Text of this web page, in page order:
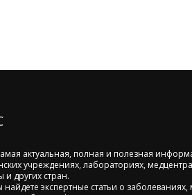
актуальная, полная и полезная
учреждениях, лабораториях,
и других стран.
найдете экспертные статьи о заболеваниях,